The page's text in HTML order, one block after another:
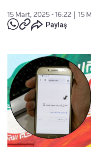
15 Mart, 2025 - 16:22
15
Paylaş